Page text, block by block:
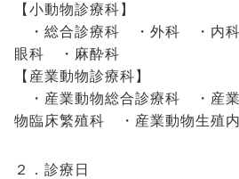
【小動物診療科】
・総合診療科 ・外科 ・内
眼科 ・麻酔科
【産業動物診療科】
・産業動物総合診療科 ・産
物臨床繁殖科 ・産業動物生殖
２．診療日